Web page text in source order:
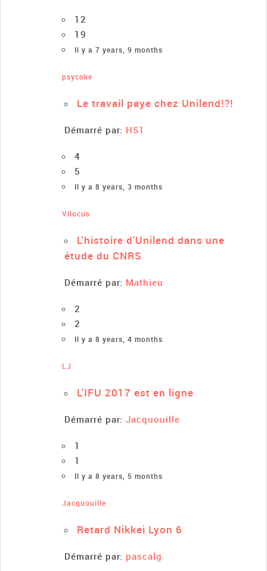
12
19
Il y a 7 years, 9 months
psycoke
Le travail paye chez Unilend!?!
Démarré par: HS1
4
5
Il y a 8 years, 3 months
Vilocus
L'histoire d'Unilend dans une
étude du CNRS
Démarré par: Mathieu
2
2
Il y a 8 years, 4 months
LJ
L'IFU 2017 est en ligne
Démarré par: Jacquouille
1
1
Il y a 8 years, 5 months
Jacquouille
Retard Nikkei Lyon 6
Démarré par: pascalg